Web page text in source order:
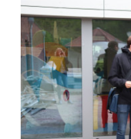
Zeige
grösseres
Bild